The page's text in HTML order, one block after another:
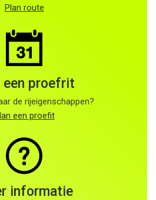
Plan route
een proefrit
de rijeigenschappen?
een proefit
informatie